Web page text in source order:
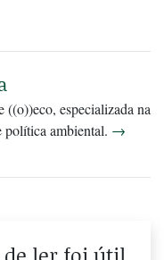
((o))eco, especializada na
política ambiental. →